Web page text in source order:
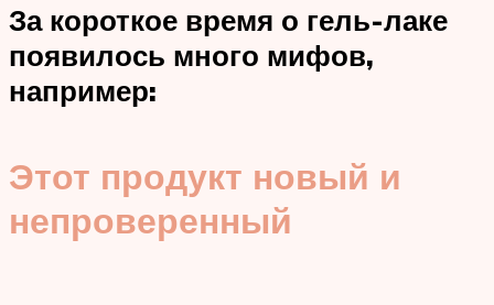
За короткое время о гель-лаке
появилось много мифов,
например:
Этот продукт новый и
непроверенный